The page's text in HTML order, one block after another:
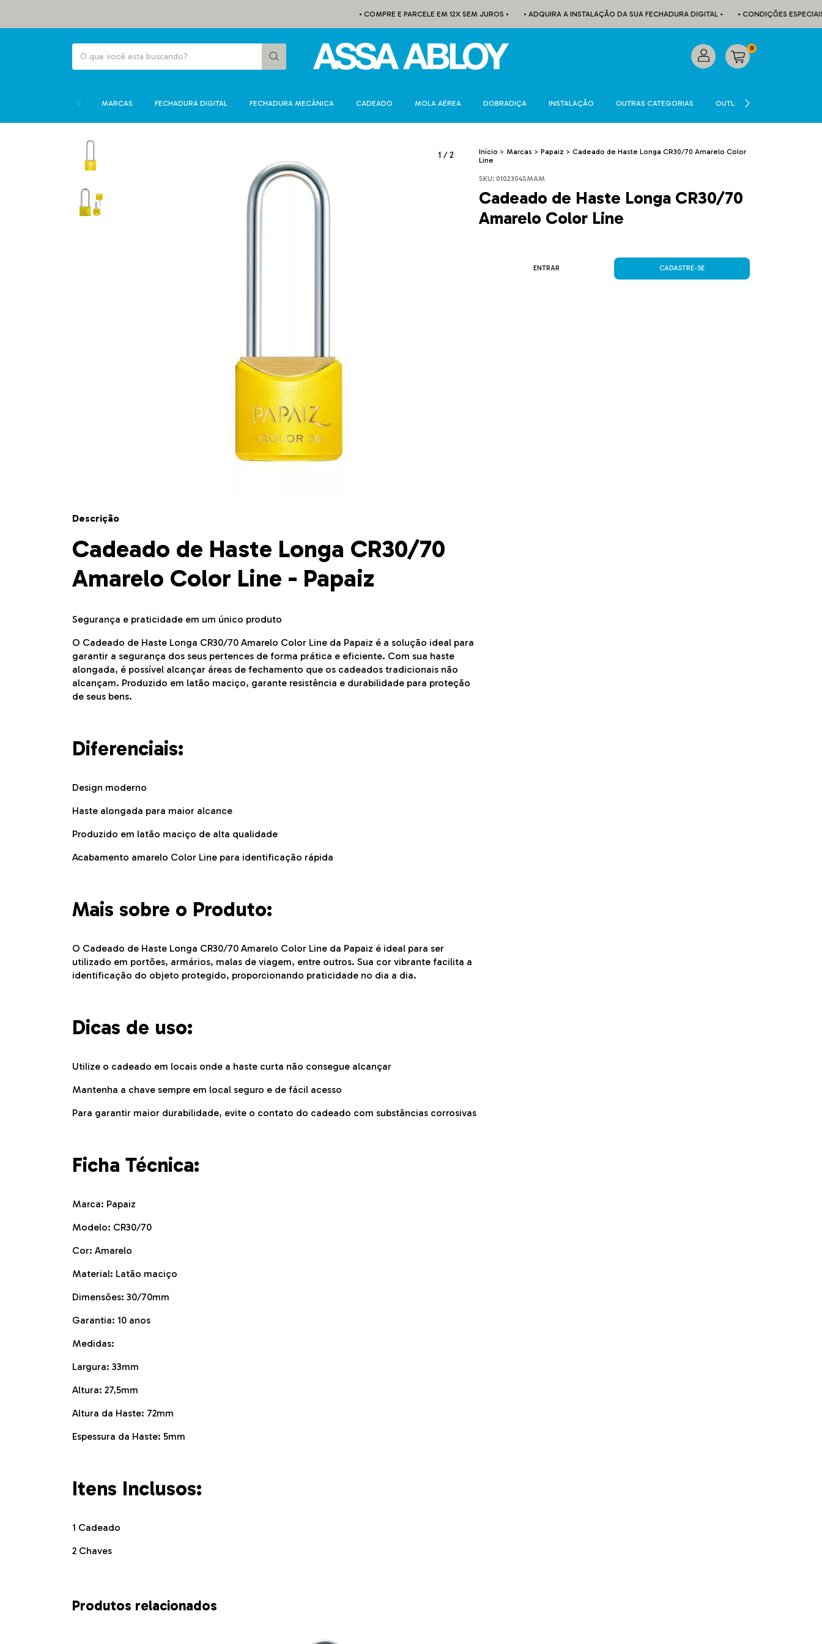
• COMPRE E PARCELE EM 12X SEM JUROS • • ADQUIRA A INSTALAÇÃO DA SUA FECHADURA DIGITAL • • CONDIÇÕES ESPECIAIS PARA
0
MARCAS FECHADURA DIGITAL FECHADURA MECÂNICA CADEADO MOLA AÉREA DOBRADIÇA INSTALAÇÃO OUTRAS CATEGORIAS OUTLET
1/2 Início > Marcas > Papaiz > Cadeado de Haste Longa CR30/70 Amarelo Color
Line
SKU: 0102304SMAM
Cadeado de Haste Longa CR30/70
Amarelo Color Line
ENTRAR CADASTRE-SE
Descrição
Cadeado de Haste Longa CR30/70
Amarelo Color Line - Papaiz
Segurança e praticidade em um único produto
O Cadeado de Haste Longa CR30/70 Amarelo Color Line da Papaiz é a solução ideal para
garantir a segurança dos seus pertences de forma prática e eficiente. Com sua haste
alongada, é possível alcançar áreas de fechamento que os cadeados tradicionais não
alcançam. Produzido em latão maciço, garante resistência e durabilidade para proteção
de seus bens.
Diferenciais:
Design moderno
Haste alongada para maior alcance
Produzido em latão maciço de alta qualidade
Acabamento amarelo Color Line para identificação rápida
Mais sobre o Produto:
O Cadeado de Haste Longa CR30/70 Amarelo Color Line da Papaiz é ideal para ser
utilizado em portões, armários, malas de viagem, entre outros. Sua cor vibrante facilita a
identificação do objeto protegido, proporcionando praticidade no dia a dia.
Dicas de uso:
Utilize o cadeado em locais onde a haste curta não consegue alcançar
Mantenha a chave sempre em local seguro e de fácil acesso
Para garantir maior durabilidade, evite o contato do cadeado com substâncias corrosivas
Ficha Técnica:
Marca: Papaiz
Modelo: CR30/70
Cor: Amarelo
Material: Latão maciço
Dimensões: 30/70mm
Garantia: 10 anos
Medidas:
Largura: 33mm
Altura: 27,5mm
Altura da Haste: 72mm
Espessura da Haste: 5mm
Itens Inclusos:
1 Cadeado
2 Chaves
Produtos relacionados